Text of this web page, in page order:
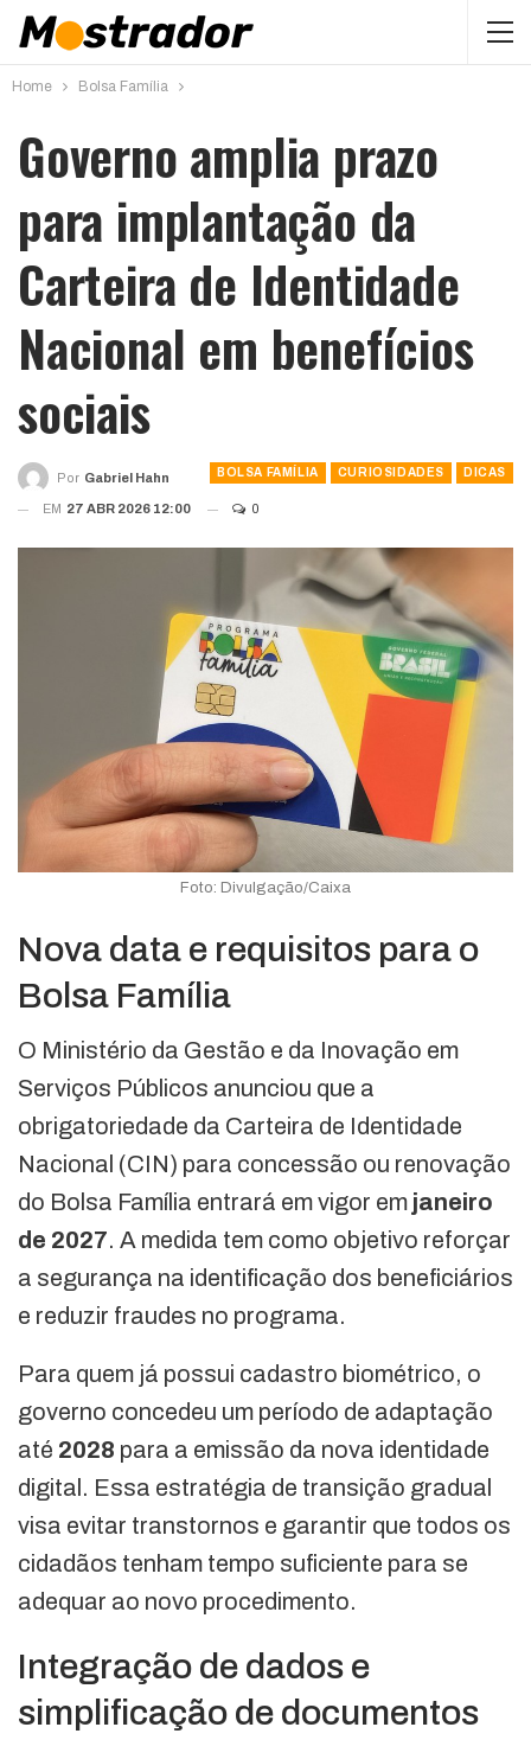
Home Bolsa Família
Governo amplia prazo
para implantação da
Carteira de Identidade
Nacional em benefícios
sociais
BOLSA FAMÍLIA CURIOSIDADES DICAS
Por Gabriel Hahn
EM 27 ABR 2026 12:00 0
Foto: Divulgação/Caixa
Nova data e requisitos para o
Bolsa Família
O Ministério da Gestão e da Inovação em
Serviços Públicos anunciou que a
obrigatoriedade da Carteira de Identidade
Nacional (CIN) para concessão ou renovação
do Bolsa Família entrará em vigor em janeiro
de 2027. A medida tem como objetivo reforçar
a segurança na identificação dos beneficiários
e reduzir fraudes no programa.
Para quem já possui cadastro biométrico, o
governo concedeu um período de adaptação
até 2028 para a emissão da nova identidade
digital. Essa estratégia de transição gradual
visa evitar transtornos e garantir que todos os
cidadãos tenham tempo suficiente para se
adequar ao novo procedimento.
Integração de dados e
simplificação de documentos